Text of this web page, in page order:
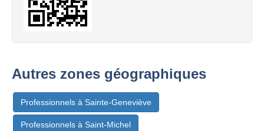
Autres zones géographiques
Professionnels à Sainte-Geneviève
Professionnels à Saint-Michel